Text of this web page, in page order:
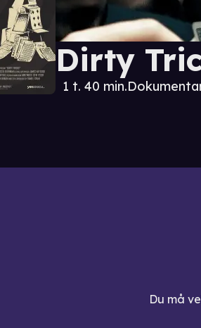
Dirty
1 t. 40 min.
Du må